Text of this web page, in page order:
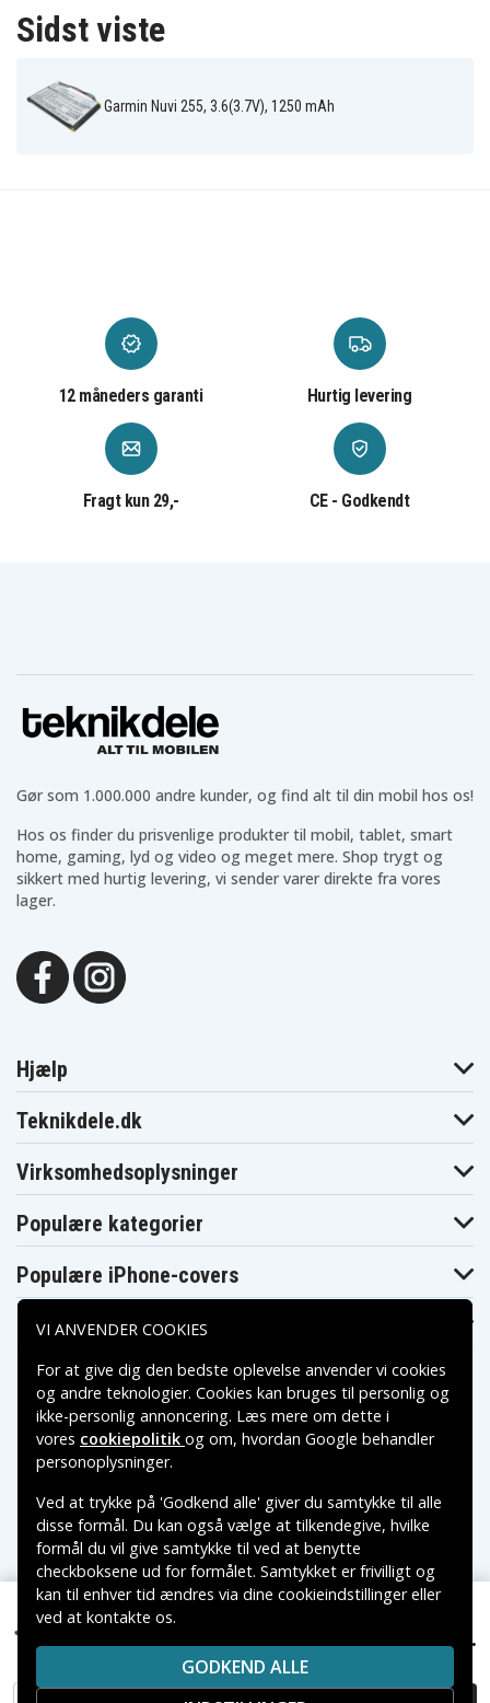
Sidst viste
Garmin Nuvi 255, 3.6(3.7V), 1250 mAh
99 kr.
12 måneders garanti Hurtig levering
Fragt kun 29,- CE - Godkendt
Gør som 1.000.000 andre kunder, og find alt til din mobil hos os!
Hos os finder du prisvenlige produkter til mobil, tablet, smart
home, gaming, lyd og video og meget mere. Shop trygt og
sikkert med hurtig levering, vi sender varer direkte fra vores
lager.
Hjælp
Teknikdele.dk
Virksomhedsoplysninger
Populære kategorier
Populære iPhone-covers
Populære Samsung-covers
Betalingsmuligheder
Leveringsmuligheder
Copyright © 2026, Spares Nordic AB
VAREMÆRKER NÆVNT PÅ DETTE WEB TILHØRER DE
RESPEKTIVE VAREMÆRKERS-EJER.
VI ANVENDER COOKIES
For at give dig den bedste oplevelse anvender vi cookies
og andre teknologier. Cookies kan bruges til personlig og
ikke-personlig annoncering. Læs mere om dette i
vores cookiepolitik og om, hvordan Google behandler
personoplysninger.
Ved at trykke på 'Godkend alle' giver du samtykke til alle
disse formål. Du kan også vælge at tilkendegive, hvilke
formål du vil give samtykke til ved at benytte
checkboksene ud for formålet. Samtykket er frivilligt og
kan til enhver tid ændres via dine cookieindstillinger eller
ved at kontakte os.
GODKEND ALLE